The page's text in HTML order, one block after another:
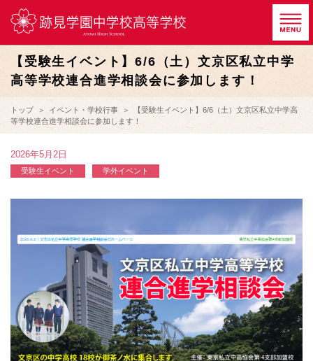
【受験生イベント】6/6（土）文京区私立中学
高等学校連合進学相談会に参加します！
トップ イベント・学校行事
【受験生イベント】6/6（土）文京区私立中学高
等学校連合進学相談会に参加します！
2026年5月2日
受験生イベント 学外イベント